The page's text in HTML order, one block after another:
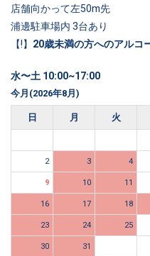
店舗向かって左50m先
浦邊駐車場内 3台あり
【!】 20歳未満の方へのアルコ
水〜土 10:00~17:00
今月(2026年8月)
日
月 火
2
3 4
9
10 11
16
17 18
23
24 25
30
31